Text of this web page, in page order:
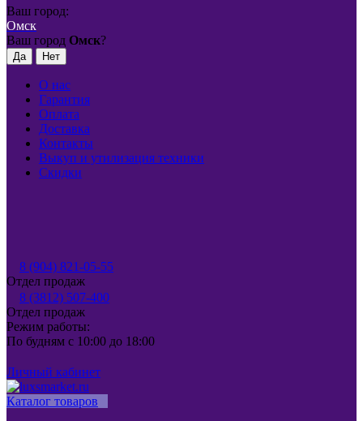
Ваш город:
Омск
Ваш город Омск?
О нас
Гарантия
Оплата
Доставка
Контакты
Выкуп и утилизация техники
Скидки
8 (904) 821-05-55
Отдел продаж
8 (3812) 507-400
Отдел продаж
Режим работы:
По будням с 10:00 до 18:00
Личный кабинет
Каталог товаров